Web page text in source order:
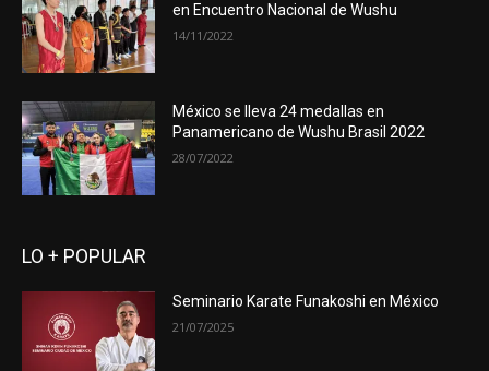
en Encuentro Nacional de Wushu
14/11/2022
México se lleva 24 medallas en
Panamericano de Wushu Brasil 2022
28/07/2022
LO + POPULAR
Seminario Karate Funakoshi en México
21/07/2025